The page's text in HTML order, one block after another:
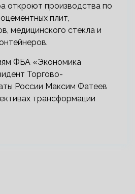
откроют производства по
плит,
медицинского стекла и
ФБА «Экономика
Торгово-
России Максим Фатеев
трансформации